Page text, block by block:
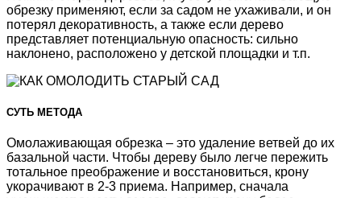
обрезку применяют, если за садом не ухаживали, и он
потерял декоративность, а также если дерево
представляет потенциальную опасность: сильно
наклонено, расположено у детской площадки и т.п.
СУТЬ МЕТОДА
Омолаживающая обрезка – это удаление ветвей до их
базальной части. Чтобы дереву было легче пережить
тотальное преображение и восстановиться, крону
укорачивают в 2-3 приема. Например, сначала